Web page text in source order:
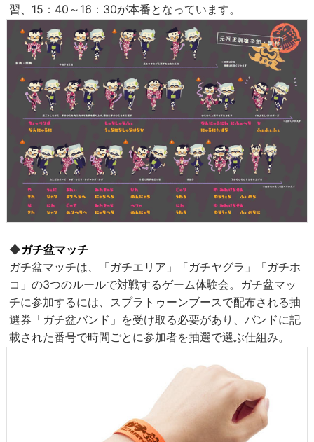
習、15：40～16：30が本番となっています。
◆ガチ盆マッチ
ガチ盆マッチは、「ガチエリア」「ガチヤグラ」「ガチホ
コ」の3つのルールで対戦するゲーム体験会。ガチ盆マッ
チに参加するには、スプラトゥーンブースで配布される抽
選券「ガチ盆バンド」を受け取る必要があり、バンドに記
載された番号で時間ごとに参加者を抽選で選ぶ仕組み。